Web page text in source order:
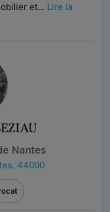
et... Lire la
Nantes
44000